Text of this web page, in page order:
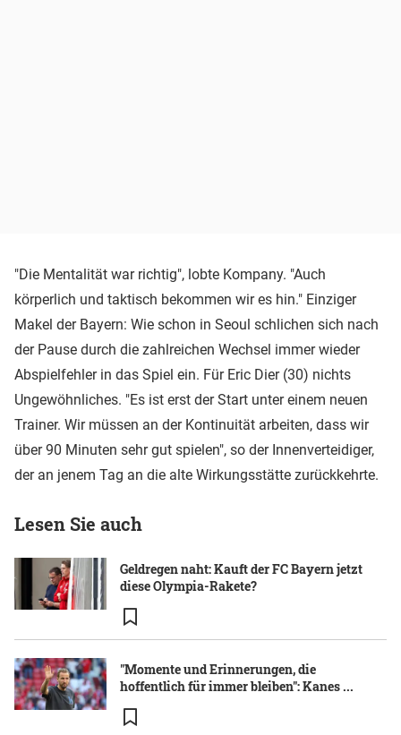
"Die Mentalität war richtig", lobte Kompany. "Auch
körperlich und taktisch bekommen wir es hin." Einziger
Makel der Bayern: Wie schon in Seoul schlichen sich nach
der Pause durch die zahlreichen Wechsel immer wieder
Abspielfehler in das Spiel ein. Für Eric Dier (30) nichts
Ungewöhnliches. "Es ist erst der Start unter einem neuen
Trainer. Wir müssen an der Kontinuität arbeiten, dass wir
über 90 Minuten sehr gut spielen", so der Innenverteidiger,
der an jenem Tag an die alte Wirkungsstätte zurückkehrte.
Lesen Sie auch
Geldregen naht: Kauft der FC Bayern jetzt
diese Olympia-Rakete?
"Momente und Erinnerungen, die
hoffentlich für immer bleiben": Kanes ...